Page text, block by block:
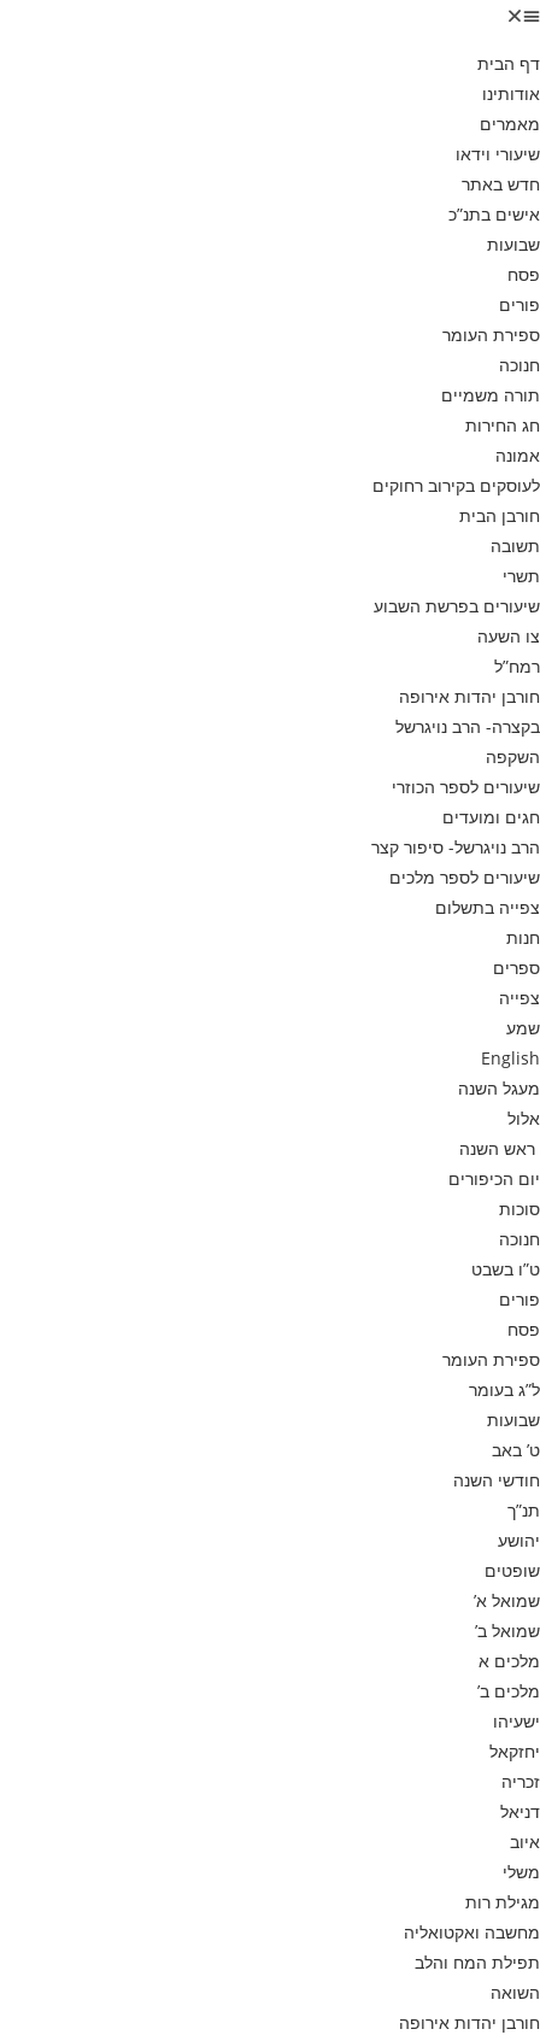
דף הבית
אודותינו
מאמרים
שיעורי וידאו
חדש באתר
אישים בתנ”כ
שבועות
פסח
פורים
ספירת העומר
חנוכה
תורה משמיים
חג החירות
אמונה
לעוסקים בקירוב רחוקים
חורבן הבית
תשובה
תשרי
שיעורים בפרשת השבוע
צו השעה
רמח”ל
חורבן יהדות אירופה
בקצרה- הרב נויגרשל
השקפה
שיעורים לספר הכוזרי
חגים ומועדים
הרב נויגרשל- סיפור קצר
שיעורים לספר מלכים
צפייה בתשלום
חנות
ספרים
צפייה
שמע
English
מעגל השנה
אלול
ראש השנה
יום הכיפורים
סוכות
חנוכה
ט”ו בשבט
פורים
פסח
ספירת העומר
ל”ג בעומר
שבועות
ט’ באב
חודשי השנה
תנ”ך
יהושע
שופטים
שמואל א’
שמואל ב’
מלכים א
מלכים ב’
ישעיהו
יחזקאל
זכריה
דניאל
איוב
משלי
מגילת רות
מחשבה ואקטואליה
תפילת המח והלב
השואה
חורבן יהדות אירופה